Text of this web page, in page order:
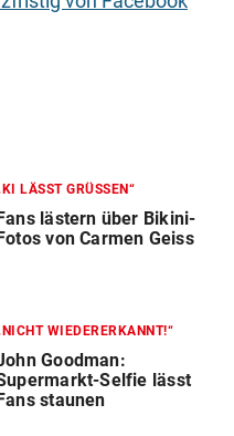
LÄSST GRÜSSEN“
Fans lästern über Bikini-
Fotos von Carmen Geiss
WIEDERERKANNT!“
Goodman:
Selfie lässt
Fans staunen